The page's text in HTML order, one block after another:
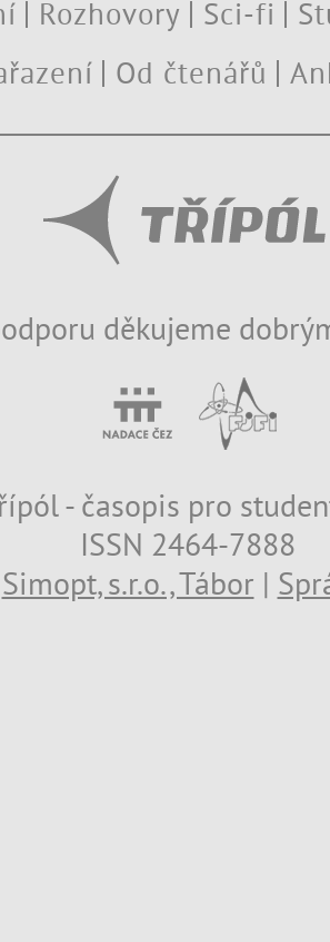
Rozhovory Sci-fi
Od čtenářů
děkujeme
- časopis pro
ISSN 2464-7888
Simopt, s.r.o., Tábor |